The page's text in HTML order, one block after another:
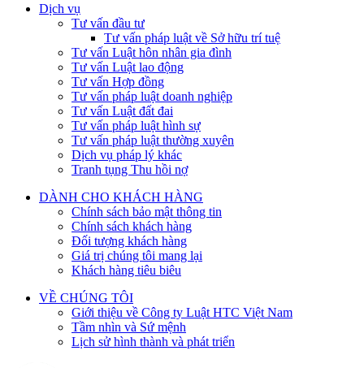
Dịch vụ
Tư vấn đầu tư
Tư vấn pháp luật về Sở hữu trí tuệ
Tư vấn Luật hôn nhân gia đình
Tư vấn Luật lao động
Tư vấn Hợp đồng
Tư vấn pháp luật doanh nghiệp
Tư vấn Luật đất đai
Tư vấn pháp luật hình sự
Tư vấn pháp luật thường xuyên
Dịch vụ pháp lý khác
Tranh tụng Thu hồi nợ
DÀNH CHO KHÁCH HÀNG
Chính sách bảo mật thông tin
Chính sách khách hàng
Đối tượng khách hàng
Giá trị chúng tôi mang lại
Khách hàng tiêu biêu
VỀ CHÚNG TÔI
Giới thiệu về Công ty Luật HTC Việt Nam
Tầm nhìn và Sứ mệnh
Lịch sử hình thành và phát triển